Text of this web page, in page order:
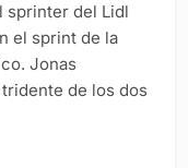
sprinter del Lidl
el sprint de la
Jonas
de los dos